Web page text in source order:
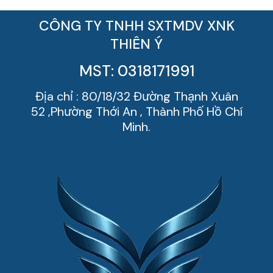
CÔNG TY TNHH SXTMDV XNK
THIÊN Ý
MST: 0318171991
Địa chỉ : 80/18/32 Đường Thạnh Xuân
52 ,Phường Thới An , Thành Phố Hồ Chí
Minh.